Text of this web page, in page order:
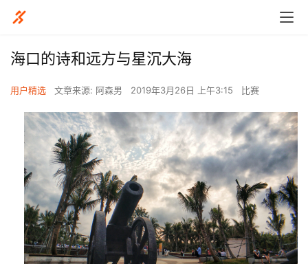
海口的诗和远方与星沉大海
用户精选 文章来源: 阿森男 2019年3月26日 上午3:15 比赛